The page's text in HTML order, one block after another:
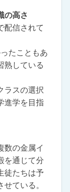
の高さ
配信されて
たこともあ
熟している
ラスの選択
進学を目指
数の金属イ
を通じて分
徒たちは予
ている。